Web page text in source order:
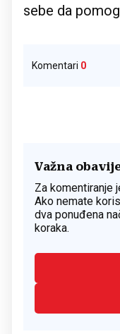
sebe da
Komentari 0
Važna
Za komentiranje
Ako nemate
dva ponuđena
koraka.